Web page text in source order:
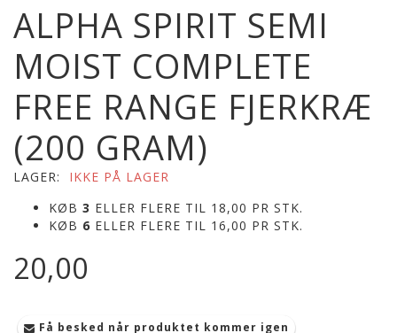
ALPHA SPIRIT SEMI
MOIST COMPLETE
FREE RANGE FJERKRÆ
(200 GRAM)
LAGER:
IKKE PÅ LAGER
KØB 3 ELLER FLERE TIL 18,00 PR STK.
KØB 6 ELLER FLERE TIL 16,00 PR STK.
20,00
Få besked når produktet kommer igen